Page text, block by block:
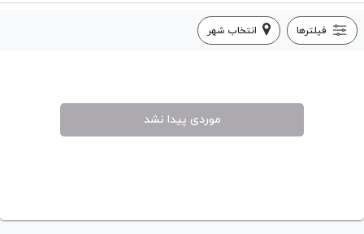
فیلترها انتخاب شهر
موردی پیدا نشد